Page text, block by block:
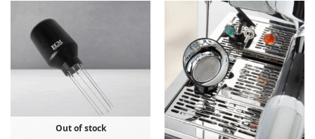
Out of stock